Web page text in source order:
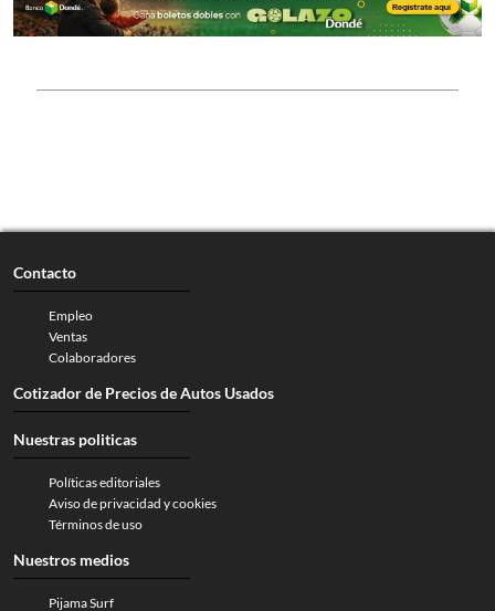
Contacto
Empleo
Ventas
Colaboradores
Cotizador de Precios de Autos Usados
Nuestras politicas
Políticas editoriales
Aviso de privacidad y cookies
Términos de uso
Nuestros medios
Pijama Surf